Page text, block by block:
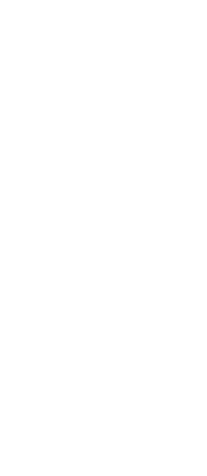
び内部機械に代替部品を使用
。
くださいませ。